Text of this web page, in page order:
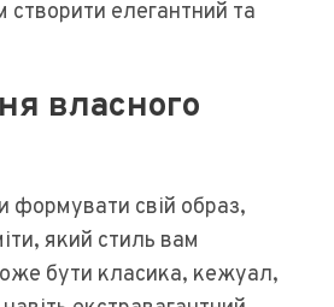
елегантний та
власного
формувати свій образ,
який стиль вам
бути класика, кежуал,